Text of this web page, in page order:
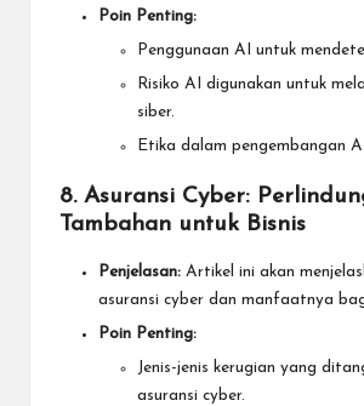
Poin Penting:
Penggunaan AI untuk
Risiko AI digunakan untuk
siber.
Etika dalam pengembangan
8. Asuransi Cyber:
Tambahan untuk Bisnis
Penjelasan: Artikel ini akan
asuransi cyber dan manfaatnya
Poin Penting:
Jenis-jenis kerugian yang
asuransi cyber.